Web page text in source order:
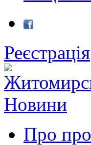
Реєстрація
Про